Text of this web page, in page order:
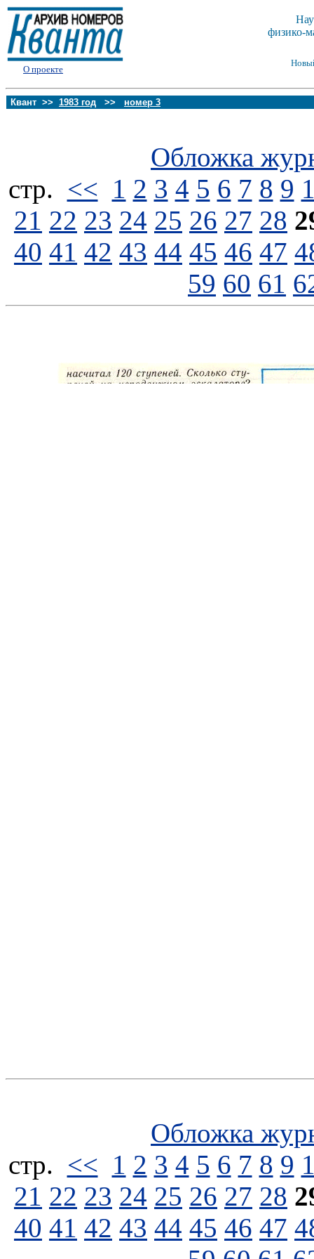
О проекте
физико-
Квант >> 1983 год >> номер 3
Обложка
стp. << 1 2 3 4 5 6 7 8 9
21 22 23 24 25 26 27 28
40 41 42 43 44 45 46 47
59 60 61
Обложка
стp. << 1 2 3 4 5 6 7 8 9
21 22 23 24 25 26 27 28
40 41 42 43 44 45 46 47